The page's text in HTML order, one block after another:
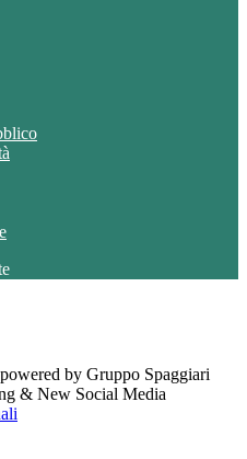
by Gruppo Spaggiari
& New Social Media